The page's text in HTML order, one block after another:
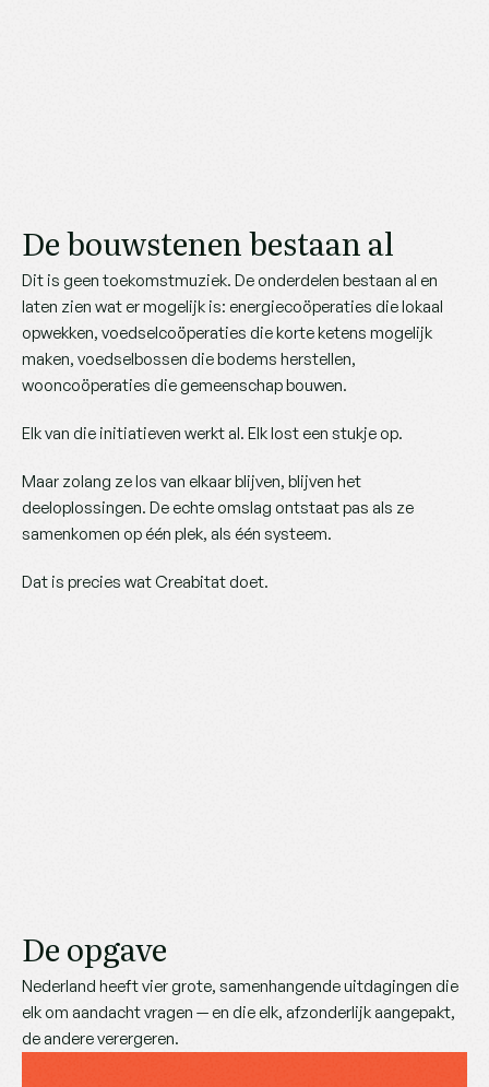
De bouwstenen bestaan al
Dit is geen toekomstmuziek. De onderdelen bestaan al en
laten zien wat er mogelijk is: energiecoöperaties die lokaal
opwekken, voedselcoöperaties die korte ketens mogelijk
maken, voedselbossen die bodems herstellen,
wooncoöperaties die gemeenschap bouwen.
Elk van die initiatieven werkt al. Elk lost een stukje op.
Maar zolang ze los van elkaar blijven, blijven het
deeloplossingen. De echte omslag ontstaat pas als ze
samenkomen op één plek, als één systeem.
Dat is precies wat Creabitat doet.
De opgave
Nederland heeft vier grote, samenhangende uitdagingen die
elk om aandacht vragen — en die elk, afzonderlijk aangepakt,
de andere verergeren.